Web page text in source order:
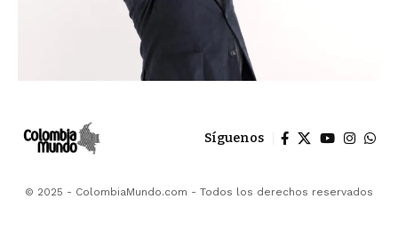
Síguenos
© 2025 - ColombiaMundo.com - Todos los derechos reservados